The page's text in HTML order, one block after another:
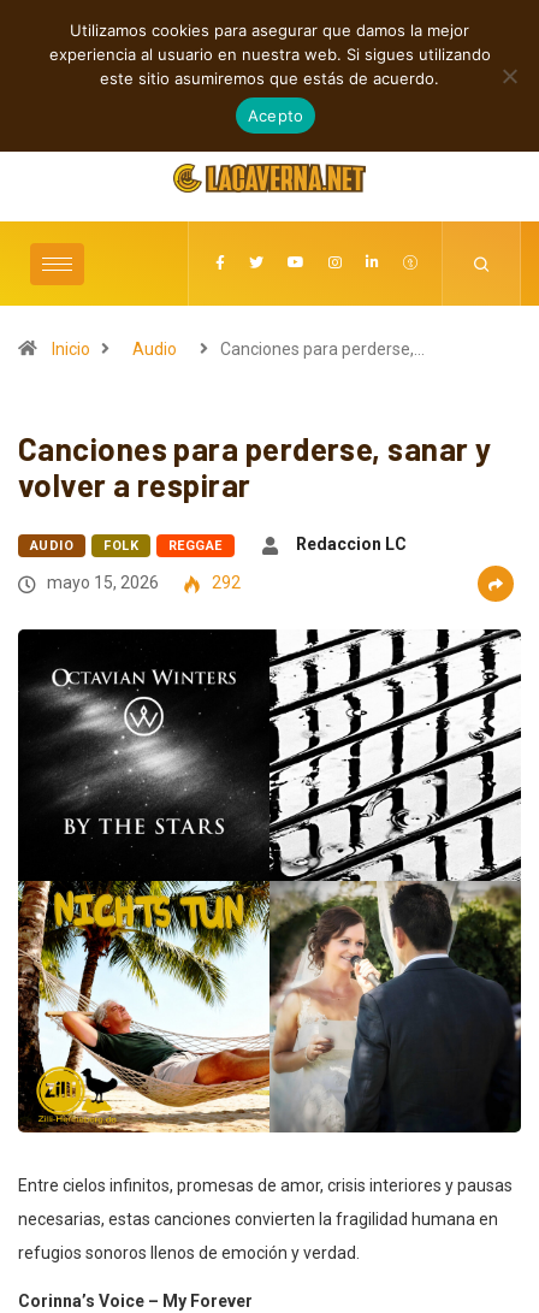
TENDENCIAS
Rock, folk e indie: cuatro estrenos independientes por descubrir
agosto 7, 2026
Inicio Audio Canciones para perderse,…
Canciones para perderse, sanar y
volver a respirar
AUDIO FOLK REGGAE
Redaccion LC
mayo 15, 2026
292
Entre cielos infinitos, promesas de amor, crisis interiores y pausas
necesarias, estas canciones convierten la fragilidad humana en
refugios sonoros llenos de emoción y verdad.
Corinna’s Voice – My Forever
Utilizamos cookies para asegurar que damos la mejor
experiencia al usuario en nuestra web. Si sigues utilizando
este sitio asumiremos que estás de acuerdo.
Acepto